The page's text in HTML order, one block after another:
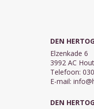
DEN
Elzenkade 6
3992 AC
Telefoon:
E-mail:
DEN